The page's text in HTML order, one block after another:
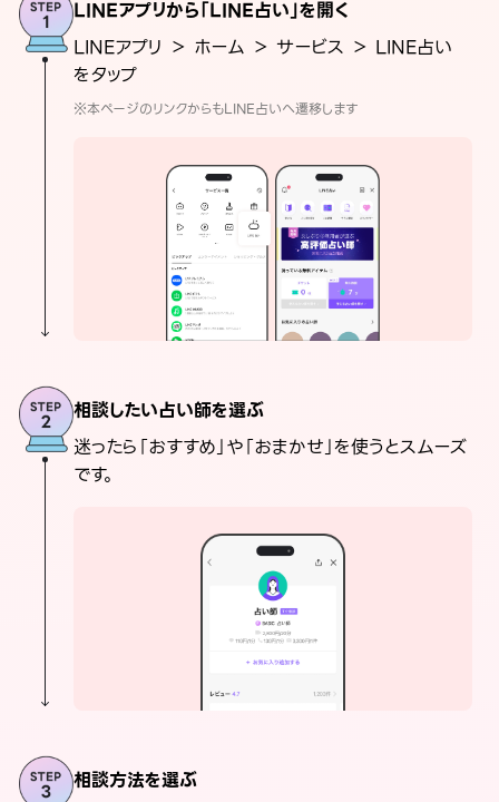
LINEアプリから「LINE占い」を開く
LINEアプリ ＞ ホーム ＞ サービス ＞ LINE占い
をタップ
※本ページのリンクからもLINE占いへ遷移します
相談したい占い師を選ぶ
迷ったら「おすすめ」や「おまかせ」を使うとスムーズ
です。
相談方法を選ぶ